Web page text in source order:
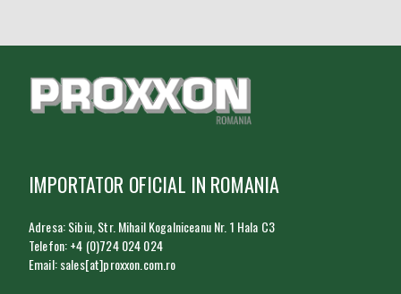
IMPORTATOR OFICIAL IN ROMANIA
Adresa: Sibiu, Str. Mihail Kogalniceanu Nr. 1 Hala C3
Telefon: +4 (0)724 024 024
Email: sales[at]proxxon.com.ro